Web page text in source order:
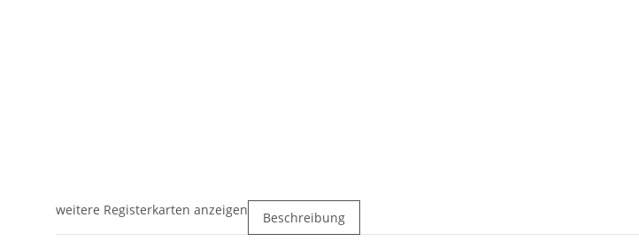
weitere Registerkarten anzeigen Beschreibung